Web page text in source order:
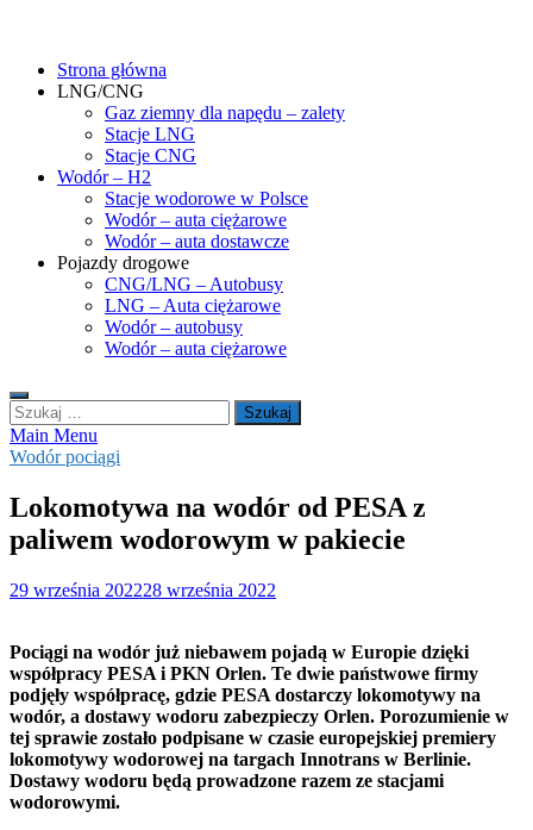
content
(wodór). Opisy pojazdów, tankowanie gazu ziemnego i wodoru,
rynek paliw gazowych, analizy.
Strona główna
LNG/CNG
Gaz ziemny dla napędu – zalety
Stacje LNG
Stacje CNG
Wodór – H2
Stacje wodorowe w Polsce
Wodór – auta ciężarowe
Wodór – auta dostawcze
Pojazdy drogowe
CNG/LNG – Autobusy
LNG – Auta ciężarowe
Wodór – autobusy
Wodór – auta ciężarowe
Szukaj:
Main Menu
Wodór pociągi
Lokomotywa na wodór od PESA z
paliwem wodorowym w pakiecie
29 września 202228 września 2022
Pociągi na wodór już niebawem pojadą w Europie dzięki
współpracy PESA i PKN Orlen. Te dwie państwowe firmy
podjęły współpracę, gdzie PESA dostarczy lokomotywy na
wodór, a dostawy wodoru zabezpieczy Orlen. Porozumienie w
tej sprawie zostało podpisane w czasie europejskiej premiery
lokomotywy wodorowej na targach Innotrans w Berlinie.
Dostawy wodoru będą prowadzone razem ze stacjami
wodorowymi.